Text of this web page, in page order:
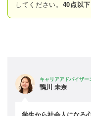
してください。 40点以
キャリアアドバイザー
鴨川 未奈